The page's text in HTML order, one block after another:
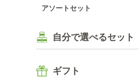
アソートセット
自分で選べるセット
ギフト